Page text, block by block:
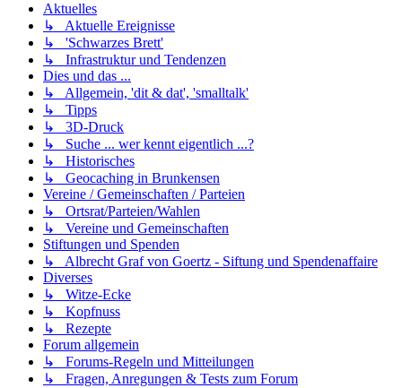
Aktuelles
↳ Aktuelle Ereignisse
↳ 'Schwarzes Brett'
↳ Infrastruktur und Tendenzen
Dies und das ...
↳ Allgemein, 'dit & dat', 'smalltalk'
↳ Tipps
↳ 3D-Druck
↳ Suche ... wer kennt eigentlich ...?
↳ Historisches
↳ Geocaching in Brunkensen
Vereine / Gemeinschaften / Parteien
↳ Ortsrat/Parteien/Wahlen
↳ Vereine und Gemeinschaften
Stiftungen und Spenden
↳ Albrecht Graf von Goertz - Siftung und Spendenaffaire
Diverses
↳ Witze-Ecke
↳ Kopfnuss
↳ Rezepte
Forum allgemein
↳ Forums-Regeln und Mitteilungen
↳ Fragen, Anregungen & Tests zum Forum